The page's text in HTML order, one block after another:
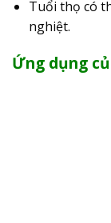
Tuổi thọ có
nghiệt.
Ứng dụng